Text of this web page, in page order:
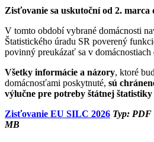
Zisťovanie sa uskutoční od 2. marca
V tomto období vybrané domácnosti
Štatistického úradu SR poverený
povinný preukázať sa v
Všetky informácie a názory, ktoré
domácnosťami poskytnuté, sú
výlučne pre potreby štátnej štatistiky
Zisťovanie EU SILC 2026 Typ: PDF
MB